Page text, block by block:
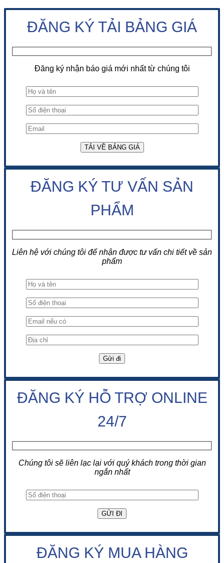
ĐĂNG KÝ TẢI BẢNG GIÁ
Đăng ký nhận báo giá mới nhất từ chúng tôi
ĐĂNG KÝ TƯ VẤN SẢN
PHẨM
Liên hệ với chúng tôi để nhận được tư vấn chi tiết về sản
phẩm
ĐĂNG KÝ HỖ TRỢ ONLINE
24/7
Chúng tôi sẽ liên lạc lại với quý khách trong thời gian
ngắn nhất
ĐĂNG KÝ MUA HÀNG